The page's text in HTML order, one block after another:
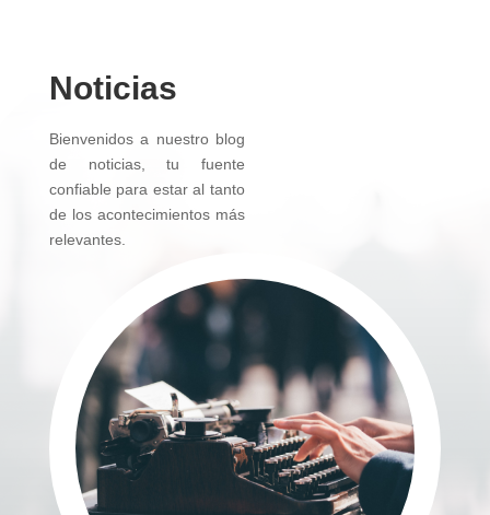
Noticias
Bienvenidos a nuestro blog
de noticias, tu fuente
confiable para estar al tanto
de los acontecimientos más
relevantes.